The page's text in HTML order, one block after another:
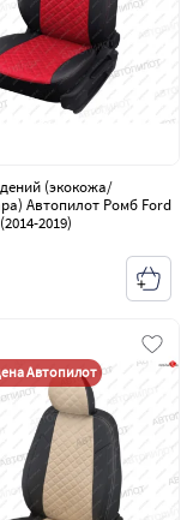
(экокожа/
Автопилот Ромб Ford
2019)
Автопилот